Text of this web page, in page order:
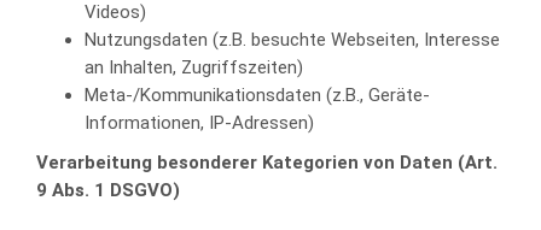
Videos)
Nutzungsdaten (z.B. besuchte Webseiten, Interesse
an Inhalten, Zugriffszeiten)
Meta-/Kommunikationsdaten (z.B., Geräte-
Informationen, IP-Adressen)
Verarbeitung besonderer Kategorien von Daten (Art.
9 Abs. 1 DSGVO)